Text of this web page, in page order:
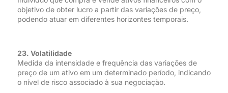
objetivo de obter lucro a partir das variações de preço,
podendo atuar em diferentes horizontes temporais.
23. Volatilidade
Medida da intensidade e frequência das variações de
preço de um ativo em um determinado período, indicando
o nível de risco associado à sua negociação.